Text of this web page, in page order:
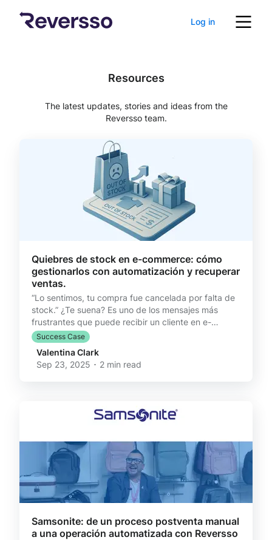
Log in
Resources
The latest updates, stories and ideas from the
Reversso team.
Quiebres de stock en e-commerce: cómo
gestionarlos con automatización y recuperar
ventas.
“Lo sentimos, tu compra fue cancelada por falta de
stock.” ¿Te suena? Es uno de los mensajes más
frustrantes que puede recibir un cliente en e-
commerce. Y para las marcas, no es solo un pedido
menos: significa pérdida de ventas, reputación
dañada y mayor carga de soporte. En Reversso
llevamos años automatizando cambios y
que un pedido salga de la bodega, cuando aparece
un quiebre de stock. Por eso
Success Case
Valentina Clark
Sep 23, 2025 ･ 2 min read
Samsonite: de un proceso postventa manual
a una operación automatizada con Reversso